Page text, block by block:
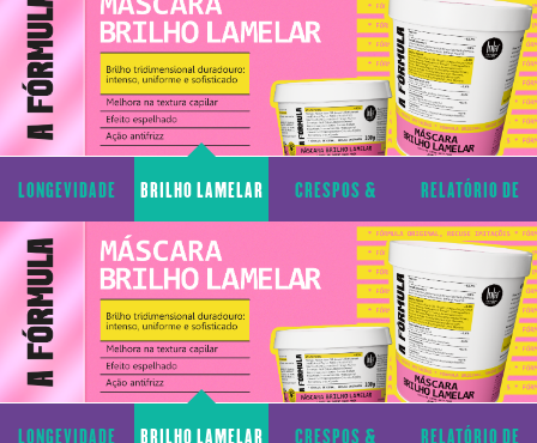
LONGEVIDADE
CAPILAR
BRILHO LAMELAR CRESPOS &
CACHOS
RELATÓRIO DE
TRANSPARÊNCIA
LONGEVIDADE BRILHO LAMELAR CRESPOS & RELATÓRIO DE